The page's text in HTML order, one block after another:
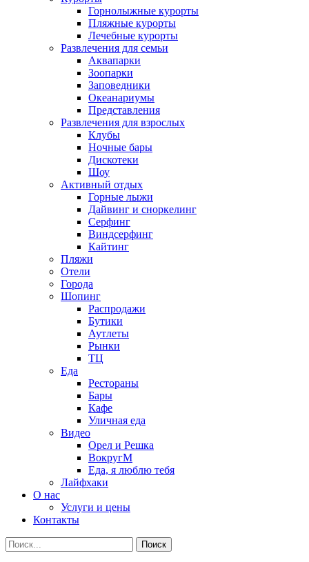
Горнолыжные курорты
Пляжные курорты
Лечебные курорты
Развлечения для семьи
Аквапарки
Зоопарки
Заповедники
Океанариумы
Представления
Развлечения для взрослых
Клубы
Ночные бары
Дискотеки
Шоу
Активный отдых
Горные лыжи
Дайвинг и сноркелинг
Серфинг
Виндсерфинг
Кайтинг
Пляжи
Отели
Города
Шопинг
Распродажи
Бутики
Аутлеты
Рынки
ТЦ
Еда
Рестораны
Бары
Кафе
Уличная еда
Видео
Орел и Решка
ВокругМ
Еда, я люблю тебя
Лайфхаки
О нас
Услуги и цены
Контакты